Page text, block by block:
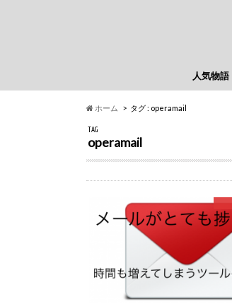
人気物語
ホーム タグ : operamail
TAG
operamail